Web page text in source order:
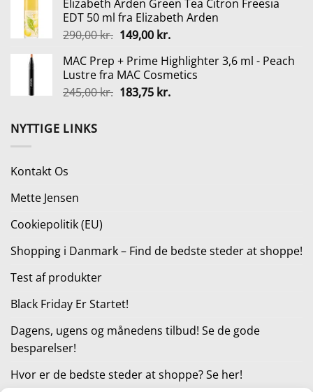
pris
var:
160,00 kr..
pris
er:
120,00 kr..
Elizabeth Arden Green Tea Citron Freesia
EDT 50 ml fra Elizabeth Arden
290,00kr. Den
pris
var:
290,00 kr..
149,00 kr.Den
pris
er:
149,00 kr..
MAC Prep + Prime Highlighter 3,6 ml - Peach
Lustre fra MAC Cosmetics
245,00kr. Den
183,75 kr.Den
NYTTIGE LINKS
Kontakt Os
Mette Jensen
Cookiepolitik (EU)
Shopping i Danmark – Find de bedste steder at shoppe!
Test af produkter
Black Friday Er Startet!
Dagens, ugens og månedens tilbud! Se de gode
besparelser!
Hvor er de bedste steder at shoppe? Se her!